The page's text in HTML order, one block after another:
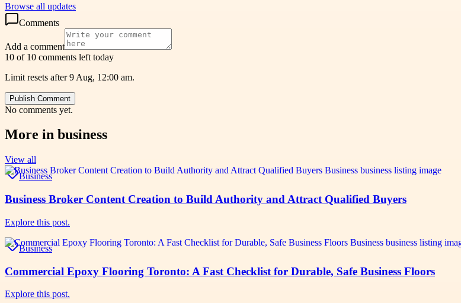
Browse all updates
Comments
Add a comment
10 of 10 comments left today
Limit resets after 9 Aug, 12:00 am.
Publish Comment
No comments yet.
More in business
View all
Business
Business Broker Content Creation to Build Authority and Attract Qualified Buyers
Explore this post.
Business
Commercial Epoxy Flooring Toronto: A Fast Checklist for Durable, Safe Business Floors
Explore this post.